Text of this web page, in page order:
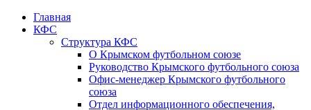
Главная
КФС
Структура КФС
О Крымском футбольном союзе
Руководство Крымского футбольного союза
Офис-менеджер Крымского футбольного
союза
Отдел информационного обеспечения,